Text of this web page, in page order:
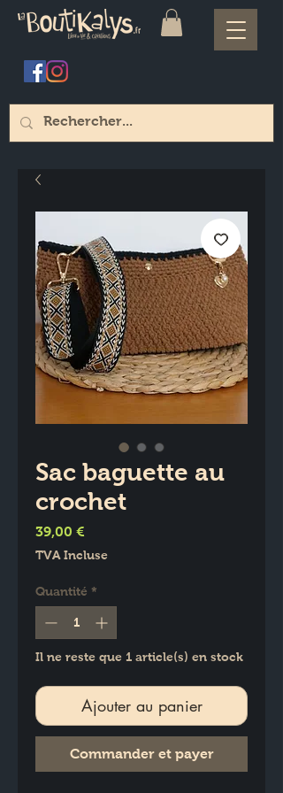
Sac baguette au
crochet
39,00 €
TVA Incluse
Quantité *
Il ne reste que 1 article(s) en stock
Ajouter au panier
Commander et payer